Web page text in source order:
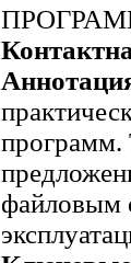
программ.
файловым